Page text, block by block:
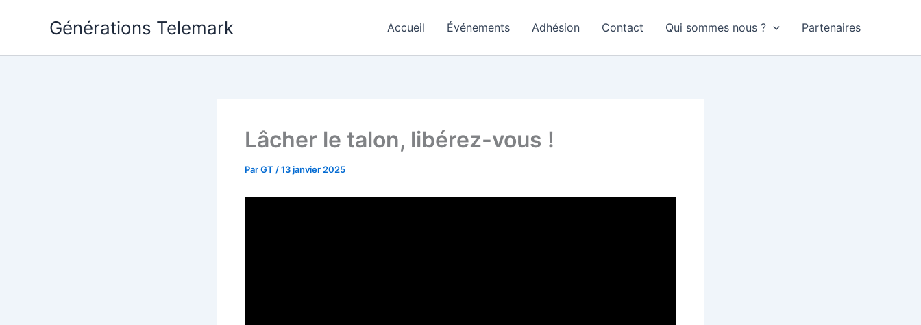
Générations Telemark Accueil Événements Adhésion Contact Qui sommes nous ? Partenaires
Lâcher le talon, libérez-vous !
ParGT /13 janvier 2025